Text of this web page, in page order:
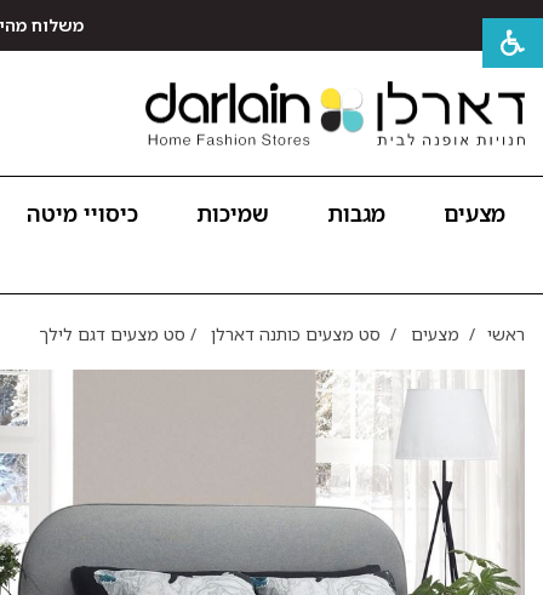
משלוח מהיר חינם לכל
מצעים מגבות שמיכות כיסויי מיטה
ראשי / מצעים / סט מצעים כותנה דארלן / סט מצעים דגם לילך